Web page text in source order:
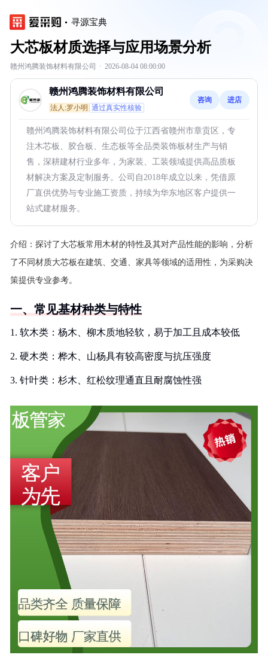
寻源宝典
大芯板材质选择与应用场景分析
赣州鸿腾装饰材料有限公司 · 2026-08-04 08:00:00
赣州鸿腾装饰材料有限公司
法人:罗小明 通过真实性核验
咨询 进店
赣州鸿腾装饰材料有限公司位于江西省赣州市章贡区，专
注木芯板、胶合板、生态板等全品类装饰板材生产与销
售，深耕建材行业多年，为家装、工装领域提供高品质板
材解决方案及定制服务。公司自2018年成立以来，凭借原
厂直供优势与专业施工资质，持续为华东地区客户提供一
站式建材服务。
介绍： 探讨了大芯板常用木材的特性及其对产品性能的影响，分析
了不同材质大芯板在建筑、交通、家具等领域的适用性，为采购决
策提供专业参考。
一、常见基材种类与特性
1. 软木类：杨木、柳木质地轻软，易于加工且成本较低
2. 硬木类：桦木、山杨具有较高密度与抗压强度
3. 针叶类：杉木、红松纹理通直且耐腐蚀性强